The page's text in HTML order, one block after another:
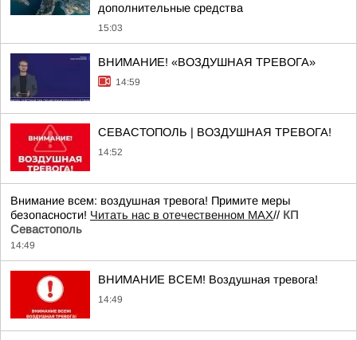
дополнительные средства
15:03
ВНИМАНИЕ! «ВОЗДУШНАЯ ТРЕВОГА»
14:59
СЕВАСТОПОЛЬ | ВОЗДУШНАЯ ТРЕВОГА!
14:52
Внимание всем: воздушная тревога! Примите меры
безопасности! Читать нас в отечественном MAX// КП
Севастополь
14:49
ВНИМАНИЕ ВСЕМ! Воздушная тревога!
14:49